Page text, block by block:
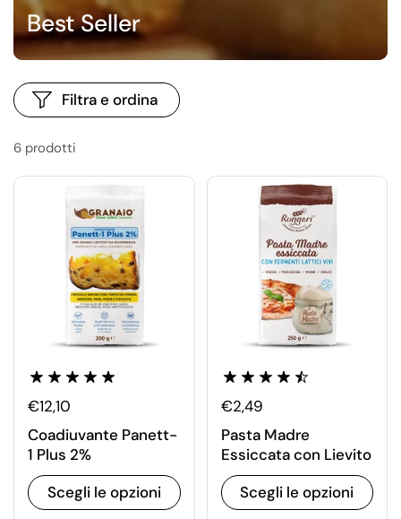
Best Seller
6 prodotti
Filtra e ordina
€12,10
Coadiuvante Panett-
1 Plus 2%
Scegli le opzioni
€2,49
Pasta Madre
Essiccata con Lievito
Scegli le opzioni